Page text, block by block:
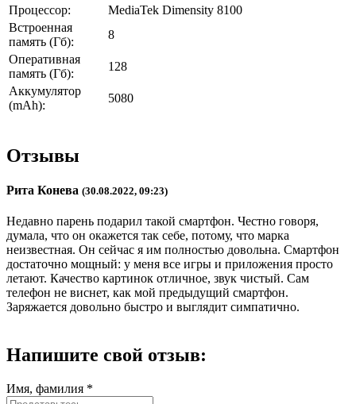
Процессор:
MediaTek Dimensity 8100
Встроенная
память (Гб):
8
Оперативная
память (Гб):
128
Аккумулятор
(mAh):
5080
Отзывы
Рита Конева (30.08.2022, 09:23)
Недавно парень подарил такой смартфон. Честно говоря,
думала, что он окажется так себе, потому, что марка
неизвестная. Он сейчас я им полностью довольна. Смартфон
достаточно мощный: у меня все игры и приложения просто
летают. Качество картинок отличное, звук чистый. Сам
телефон не виснет, как мой предыдущий смартфон.
Заряжается довольно быстро и выглядит симпатично.
Напишите свой отзыв:
Имя, фамилия *